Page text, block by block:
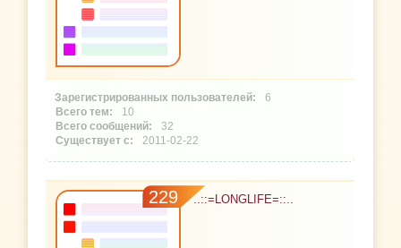
6
10
32
2011-02-22
229 ..::=LONGLIFE=::..